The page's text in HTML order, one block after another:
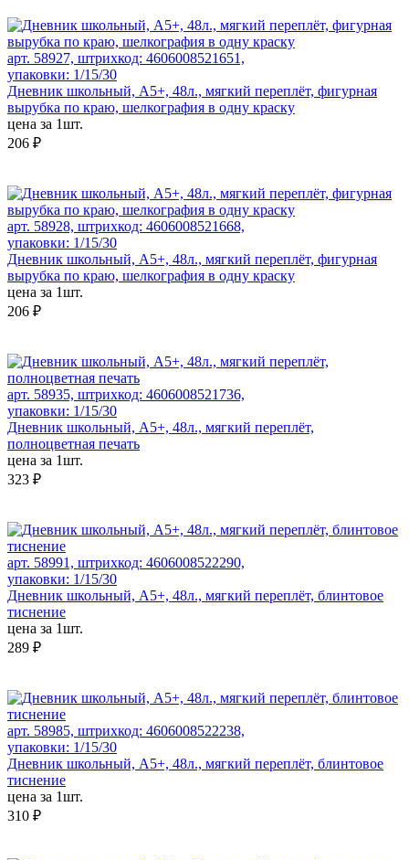
арт. 58927, штрихкод: 4606008521651,
упаковки: 1/15/30
Дневник школьный, А5+, 48л., мягкий переплёт, фигурная
вырубка по краю, шелкография в одну краску
цена за 1шт.
206 ₽
арт. 58928, штрихкод: 4606008521668,
упаковки: 1/15/30
Дневник школьный, А5+, 48л., мягкий переплёт, фигурная
вырубка по краю, шелкография в одну краску
цена за 1шт.
206 ₽
арт. 58935, штрихкод: 4606008521736,
упаковки: 1/15/30
Дневник школьный, А5+, 48л., мягкий переплёт,
полноцветная печать
цена за 1шт.
323 ₽
арт. 58991, штрихкод: 4606008522290,
упаковки: 1/15/30
Дневник школьный, А5+, 48л., мягкий переплёт, блинтовое
тиснение
цена за 1шт.
289 ₽
арт. 58985, штрихкод: 4606008522238,
упаковки: 1/15/30
Дневник школьный, А5+, 48л., мягкий переплёт, блинтовое
тиснение
цена за 1шт.
310 ₽